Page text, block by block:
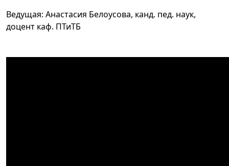
Ведущая: Анастасия Белоусова, канд. пед. наук,
доцент каф. ПТиТБ